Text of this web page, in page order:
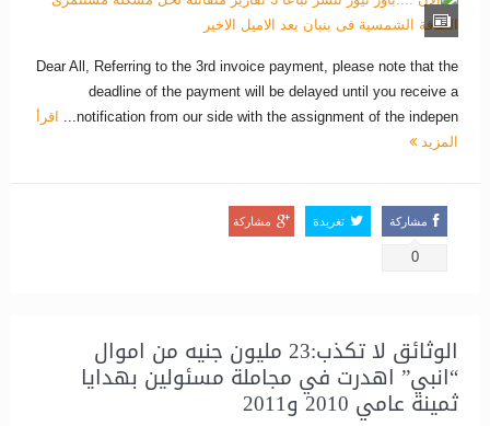
Dear All, Referring to the 3rd invoice payment, please note that the
deadline of the payment will be delayed until you receive a
notification from our side with the assignment of the indepen...
اقرأ
المزيد
مشاركة
0
تغريدة مشاركة
الوثائق لا تكذب:23 مليون جنيه من اموال
“انبي” اهدرت في مجاملة مسئولين بهدايا
ثمينة عامي 2010 و2011